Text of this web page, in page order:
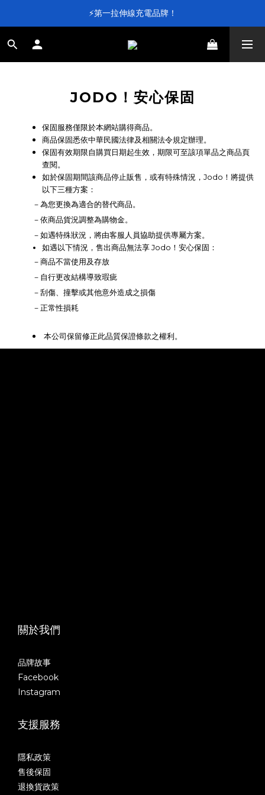
⚡第一拉伸線充電品牌！
⚡第一拉伸線充電品牌！
加入會員送 $100 元購物金💰
⚡第一拉伸線充電品牌！
JODO！安心保固
保固服務僅限於本網站購得商品。
商品保固悉依中華民國法律及相關法令規定辦理。
保固有效期限自購買日期起生效，期限可至該項單品之商品頁
查閱。
如於保固期間該商品停止販售，或有特殊情況，Jodo！將提供
以下三種方案：
－為您更換為適合的替代商品。
－ 依商品貨況調整為購物金。
－如遇特殊狀況，將由客服人員協助提供專屬方案。
如遇以下情況，售出商品無法享 Jodo！安心保固：
－商品不當使用及存放
－自行更改結構導致瑕疵
－刮傷、撞擊或其他意外造成之損傷
－正常性損耗
本公司保留修正此品質保證條款之權利。
關於我們
品牌故事
Facebook
Instagram
支援服務
隱私政策
售後保固
退換貨政策